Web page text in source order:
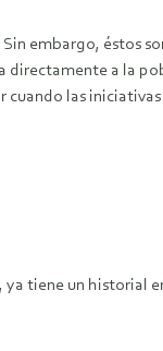
embargo,
directamente a la
las
ya tiene un